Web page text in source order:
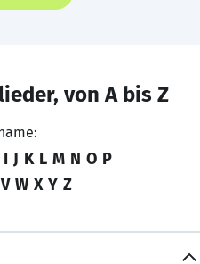
von A bis Z
I J K L M N O P
V W X Y Z